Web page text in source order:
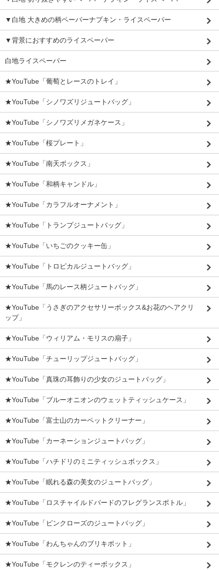
▼白地 大きめの柄ペーパーナプキン・ライスペーパー
▼背景におすすめのライスペーパー
白地ライスペーパー
★YouTube「葡萄とレースのトレイ」
★YouTube「シノワズリジュートバッグ」
★YouTube「シノワズリメガネケース」
★YouTube「桜プレート」
★YouTube「南天ボックス」
★YouTube「和柄キャンドル」
★YouTube「カラフルオーナメント」
★YouTube「トランプジュートバッグ」
★YouTube「いちごのクッキー缶」
★YouTube「トロピカルジュートバッグ」
★YouTube「馬のレース柄ジュートバッグ」
★YouTube「うさぎのアクセサリーボックス&お花のヘアクリ
ップ」
★YouTube「ウィリアム・モリスの扇子」
★YouTube「チューリップジュートバッグ」
★YouTube「真珠の耳飾りの少女のジュートバッグ」
★YouTube「ブルーオニオンのウェットティッシュケース」
★YouTube「富士山のカーペットクリーナー」
★YouTube「カーネーションジュートバッグ」
★YouTube「ハチドリのミニティッシュボックス」
★YouTube「眠れる森の美女のジュートバッグ」
★YouTube「ロスチャイルドバードのフレグランスボトル」
★YouTube「ピンクローズのジュートバッグ」
★YouTube「わんちゃんのブリキポット」
★YouTube「モクレンのティーボックス」